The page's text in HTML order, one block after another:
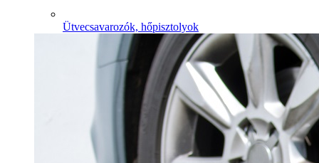
Ütvecsavarozók, hőpisztolyok